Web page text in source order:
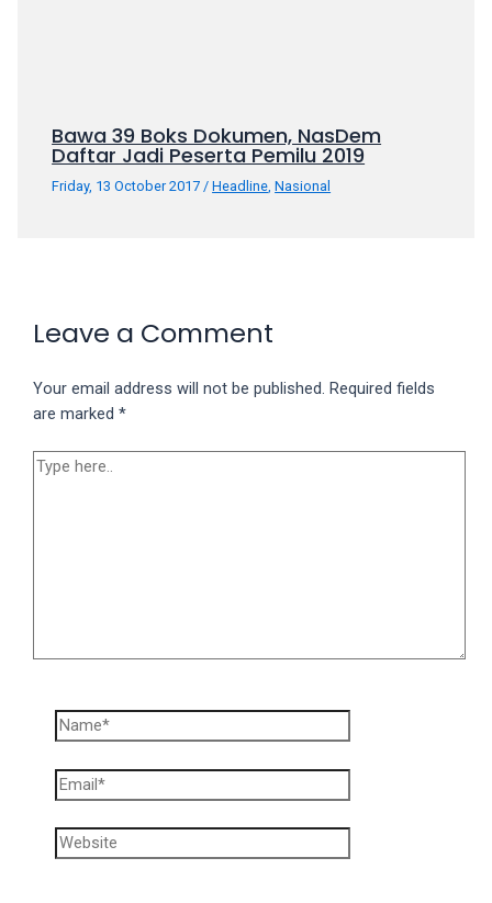
Bawa 39 Boks Dokumen, NasDem
Daftar Jadi Peserta Pemilu 2019
Friday, 13 October 2017/Headline,Nasional
Leave a Comment
Your email address will not be published. Required fields
are marked*
Type
Name*
Email*
Website